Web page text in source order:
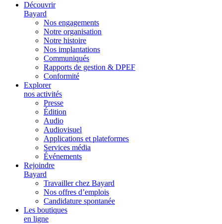
Découvrir
Bayard
Nos engagements
Notre organisation
Notre histoire
Nos implantations
Communiqués
Rapports de gestion & DPEF
Conformité
Explorer
nos activités
Presse
Édition
Audio
Audiovisuel
Applications et plateformes
Services média
Événements
Rejoindre
Bayard
Travailler chez Bayard
Nos offres d’emplois
Candidature spontanée
Les boutiques
en ligne